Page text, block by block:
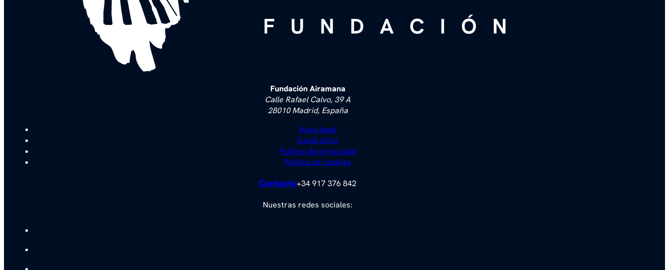
Fundación Airamana
Calle Rafael Calvo, 39 A
28010 Madrid, España
Aviso legal
Canal ético
Política de privacidad
Política de cookies
Contacto+34 917 376 842
Nuestras redes sociales: